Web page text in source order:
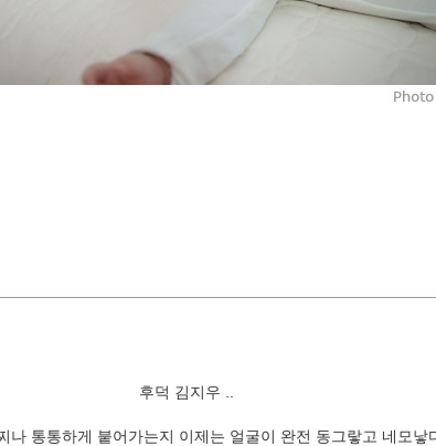
후덕 김지우 ..
나 통통하게 붙어가는지 이제는 얼굴이 완전 동그랗고 네모낳